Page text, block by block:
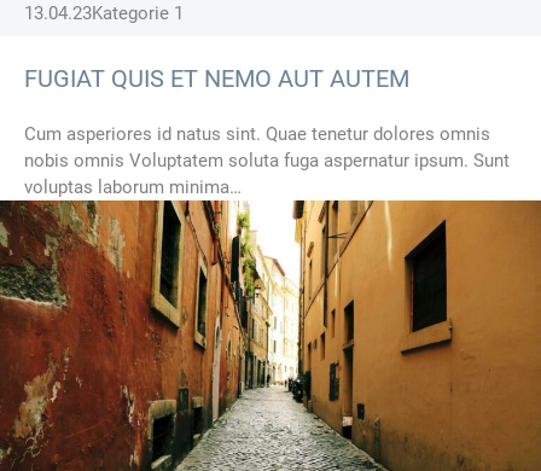
13.04.23Kategorie 1
FUGIAT QUIS ET NEMO AUT AUTEM
Cum asperiores id natus sint. Quae tenetur dolores omnis
nobis omnis Voluptatem soluta fuga aspernatur ipsum. Sunt
voluptas laborum minima…